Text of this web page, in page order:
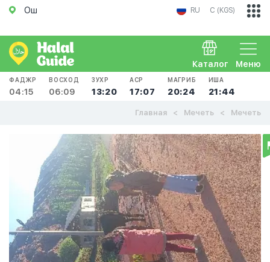
Ош RU С (KGS)
Меню
Каталог
ФАДЖР
04:15
ВОСХОД
06:09
ЗУХР
13:20
АСР
17:07
МАГРИБ
20:24
ИША
21:44
Главная Мечеть Мечеть